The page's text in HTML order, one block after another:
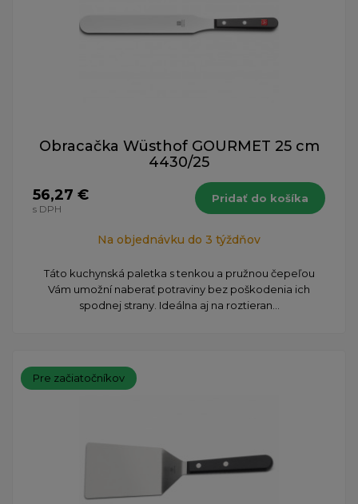
Obracačka Wüsthof GOURMET 25 cm
4430/25
56,27 €
s DPH
Pridať do košíka
Na objednávku do 3 týždňov
Táto kuchynská paletka s tenkou a pružnou čepeľou
Vám umožní naberať potraviny bez poškodenia ich
spodnej strany. Ideálna aj na roztieran...
Pre začiatočníkov